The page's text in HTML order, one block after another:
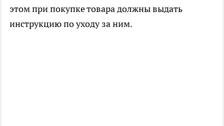
этом при покупке товара должны выдать
инструкцию по уходу за ним.